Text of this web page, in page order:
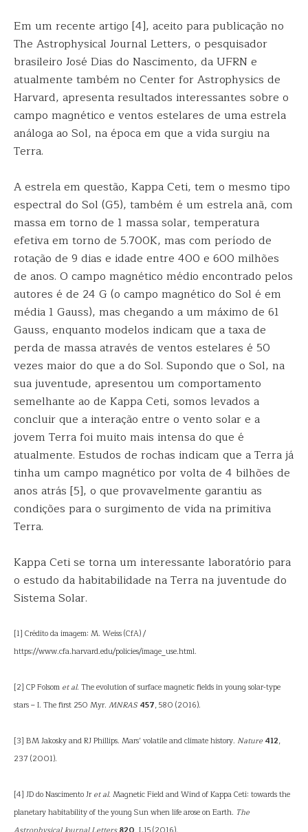
Em um recente artigo [4], aceito para publicação no
The Astrophysical Journal Letters, o pesquisador
brasileiro José Dias do Nascimento, da UFRN e
atualmente também no Center for Astrophysics de
Harvard, apresenta resultados interessantes sobre o
campo magnético e ventos estelares de uma estrela
análoga ao Sol, na época em que a vida surgiu na
Terra.
A estrela em questão, Kappa Ceti, tem o mesmo tipo
espectral do Sol (G5), também é um estrela anã, com
massa em torno de 1 massa solar, temperatura
efetiva em torno de 5.700K, mas com período de
rotação de 9 dias e idade entre 400 e 600 milhões
de anos. O campo magnético médio encontrado pelos
autores é de 24 G (o campo magnético do Sol é em
média 1 Gauss), mas chegando a um máximo de 61
Gauss, enquanto modelos indicam que a taxa de
perda de massa através de ventos estelares é 50
vezes maior do que a do Sol. Supondo que o Sol, na
sua juventude, apresentou um comportamento
semelhante ao de Kappa Ceti, somos levados a
concluir que a interação entre o vento solar e a
jovem Terra foi muito mais intensa do que é
atualmente. Estudos de rochas indicam que a Terra já
tinha um campo magnético por volta de 4 bilhões de
anos atrás [5], o que provavelmente garantiu as
condições para o surgimento de vida na primitiva
Terra.
Kappa Ceti se torna um interessante laboratório para
o estudo da habitabilidade na Terra na juventude do
Sistema Solar.
[1] Crédito da imagem: M. Weiss (CfA) /
https://www.cfa.harvard.edu/policies/image_use.html.
[2] CP Folsom et al. The evolution of surface magnetic fields in young solar-type
stars – I. The first 250 Myr. MNRAS 457, 580 (2016).
[3] BM Jakosky and RJ Phillips. Mars’ volatile and climate history. Nature 412,
237 (2001).
[4] JD do Nascimento Jret al. Magnetic Field and Wind of Kappa Ceti: towards the
planetary habitability of the young Sun when life arose on Earth. The